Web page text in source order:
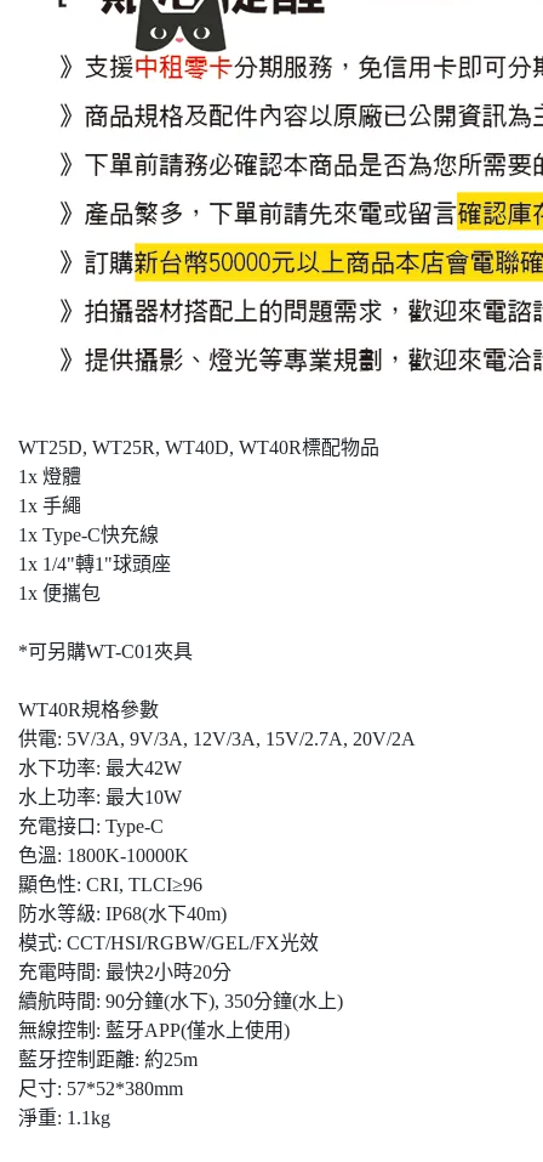
WT25D, WT25R, WT40D, WT40R標配物品
1x 燈體
1x 手繩
1x Type-C快充線
1x 1/4"轉1"球頭座
1x 便攜包
*可另購WT-C01夾具
WT40R規格參數
供電: 5V/3A, 9V/3A, 12V/3A, 15V/2.7A, 20V/2A
水下功率: 最大42W
水上功率: 最大10W
充電接口: Type-C
色溫: 1800K-10000K
顯色性: CRI, TLCI≥96
防水等級: IP68(水下40m)
模式: CCT/HSI/RGBW/GEL/FX光效
充電時間: 最快2小時20分
續航時間: 90分鐘(水下), 350分鐘(水上)
無線控制: 藍牙APP(僅水上使用)
藍牙控制距離: 約25m
尺寸: 57*52*380mm
淨重: 1.1kg